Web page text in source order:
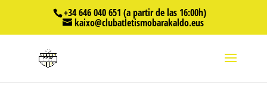
+34 646 040 651 (a partir de las 16:00h)
kaixo@clubatletismobarakaldo.eus